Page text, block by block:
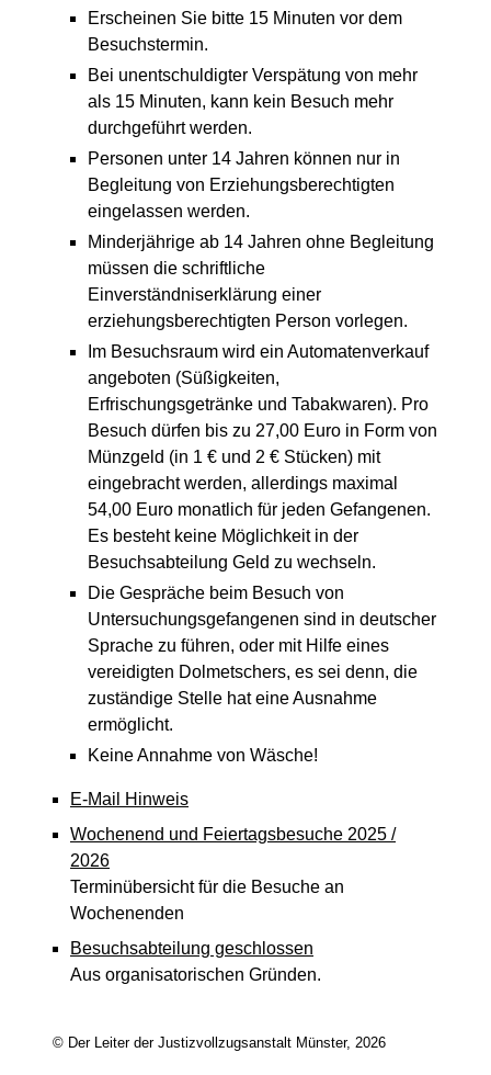
Erscheinen Sie bitte 15 Minuten vor dem
Besuchstermin.
Bei unentschuldigter Verspätung von mehr
als 15 Minuten, kann kein Besuch mehr
durchgeführt werden.
Personen unter 14 Jahren können nur in
Begleitung von Erziehungsberechtigten
eingelassen werden.
Minderjährige ab 14 Jahren ohne Begleitung
müssen die schriftliche
Einverständniserklärung einer
erziehungsberechtigten Person vorlegen.
Im Besuchsraum wird ein Automatenverkauf
angeboten (Süßigkeiten,
Erfrischungsgetränke und Tabakwaren). Pro
Besuch dürfen bis zu 27,00 Euro in Form von
Münzgeld (in 1 € und 2 € Stücken) mit
eingebracht werden, allerdings maximal
54,00 Euro monatlich für jeden Gefangenen.
Es besteht keine Möglichkeit in der
Besuchsabteilung Geld zu wechseln.
Die Gespräche beim Besuch von
Untersuchungsgefangenen sind in deutscher
Sprache zu führen, oder mit Hilfe eines
vereidigten Dolmetschers, es sei denn, die
zuständige Stelle hat eine Ausnahme
ermöglicht.
Keine Annahme von Wäsche!
E-Mail Hinweis
Wochenend und Feiertagsbesuche 2025 /
2026
Terminübersicht für die Besuche an
Wochenenden
Besuchsabteilung geschlossen
Aus organisatorischen Gründen.
© Der Leiter der Justizvollzugsanstalt Münster, 2026